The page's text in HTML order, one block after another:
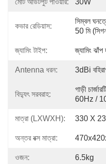
মোট আউটপুট পাওয়ার: 30W
কভার রেডিয়াস:
সিম্বল
50 মি
জ্যামিং টাইপ: জ্যামিং ঝাঁপ
Antenna ধরন: 3dBi
বিদ্যুৎ সরবরাহ:
গাড়ী
60Hz /
মাত্রা (LXWXH): 330 X
অন্তর বক্স মাত্রা:
ওজন: 6.5kg